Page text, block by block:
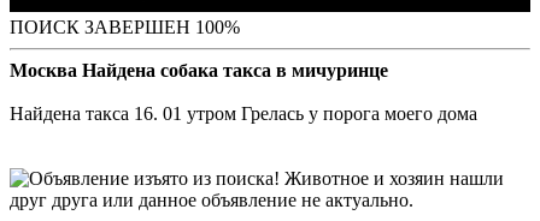
ПОИСК ЗАВЕРШЕН 100%
Москва Найдена собака такса в мичуринце
Найдена такса 16. 01 утром Грелась у порога моего дома